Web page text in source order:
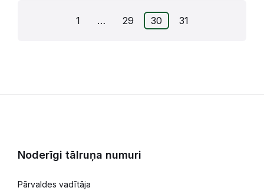
1 … 29 30 31
Noderīgi tālruņa numuri
Pārvaldes vadītāja